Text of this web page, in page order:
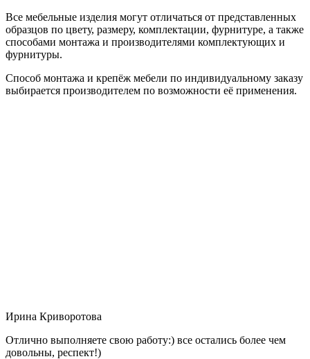
Все мебельные изделия могут отличаться от представленных
образцов по цвету, размеру, комплектации, фурнитуре, а также
способами монтажа и производителями комплектующих и
фурнитуры.
Способ монтажа и крепёж мебели по индивидуальному заказу
выбирается производителем по возможности её применения.
Ирина Криворотова
Отлично выполняете свою работу:) все остались более чем
довольны, респект!)